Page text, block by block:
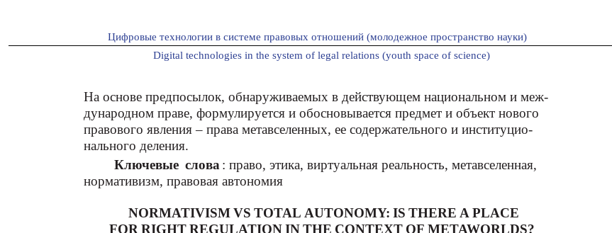
Цифровые технологии в системе правовых отношений (молодежное пространство науки)
Digital technologies in the system of legal relations (youth space of science)
На основе предпосылок, обнаруживаемых в действующем национальном и меж-
дународном праве, формулируется и обосновывается предмет и объект нового
правового явления – права метавселенных, ее содержательного и институцио-
нального деления.
Ключевые слова: право, этика, виртуальная реальность, метавселенная,
нормативизм, правовая автономия
NORMATIVISM VS TOTAL AUTONOMY: IS THERE A PLACE
FOR RIGHT REGULATION IN THE CONTEXT OF METAWORLDS?